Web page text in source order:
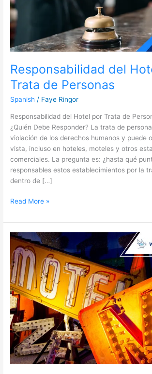
Responsabilidad del
Trata de Personas
Spanish / Faye Ringor
Responsabilidad del Hotel por Trata de
¿Quién Debe Responder? La trata de
violación de los derechos humanos y puede
vista, incluso en hoteles, moteles y otros
comerciales. La pregunta es: ¿hasta qué
responsables estos establecimientos por la
dentro de […]
Read More »
Demanda
Presentada
Contra
Motel
En
Las
Vegas
Que
Ignoró
Tráfico
Sexual